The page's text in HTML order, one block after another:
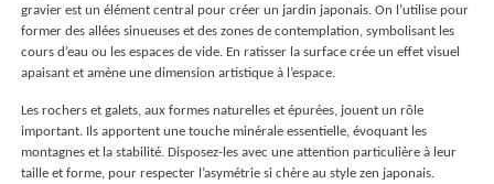
gravier est un élément central pour créer un jardin japonais. On l’utilise pour
former des allées sinueuses et des zones de contemplation, symbolisant les
cours d’eau ou les espaces de vide. En ratisser la surface crée un effet visuel
apaisant et amène une dimension artistique à l’espace.
Les rochers et galets, aux formes naturelles et épurées, jouent un rôle
important. Ils apportent une touche minérale essentielle, évoquant les
montagnes et la stabilité. Disposez-les avec une attention particulière à leur
taille et forme, pour respecter l’asymétrie si chère au style zen japonais.